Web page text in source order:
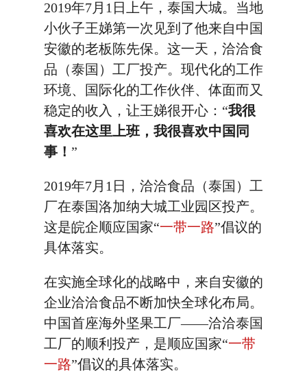
2019年7月1日上午，泰国大城。当地
小伙子王娣第一次见到了他来自中国
安徽的老板陈先保。这一天，洽洽食
品（泰国）工厂投产。现代化的工作
环境、国际化的工作伙伴、体面而又
稳定的收入，让王娣很开心：“我很
喜欢在这里上班，我很喜欢中国同
事！ ”
2019年7月1日，洽洽食品（泰国）工
厂在泰国洛加纳大城工业园区投产。
这是皖企顺应国家“一带一路”倡议的
具体落实。
在实施全球化的战略中，来自安徽的
企业洽洽食品不断加快全球化布局。
中国首座海外坚果工厂——洽洽泰国
工厂的顺利投产，是顺应国家“一带
一路”倡议的具体落实。